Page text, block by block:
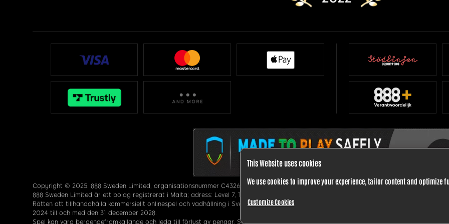
Copyright © 2025. 888 Sweden Limited, organisationsnummer C43260.
888 Sweden Limited är ett bolag registrerat i Malta; adress: Level 7, Tagliaferro Business Centre, 14, High Street, Sliema SLM 1549, Malta;
Rätten att tillhandahålla kommersiellt onlinespel och vadhållning i Sverige beviljades till 888 Sweden Limited av Spelinspektionen under
2024 till och med den 31 december 2028.
Spel kan vara beroendeframkallande och leda till förlust av pengar. Sätt gränser och spela ansvarsfullt.
This Website uses cookies
We use cookies to improve your experience, tailor content and
Customize Cookies